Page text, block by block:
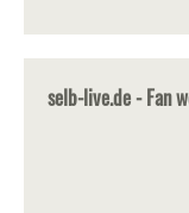
selb-live.de - Fan